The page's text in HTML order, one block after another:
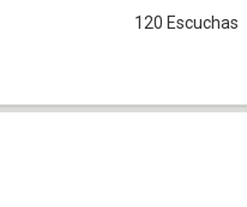
120 Escuchas